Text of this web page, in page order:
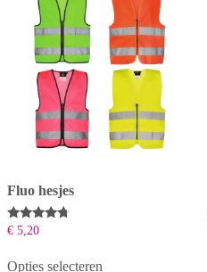
Fluo hesjes
Beoordeeld
van 5
€ 5,20
Opties selecteren